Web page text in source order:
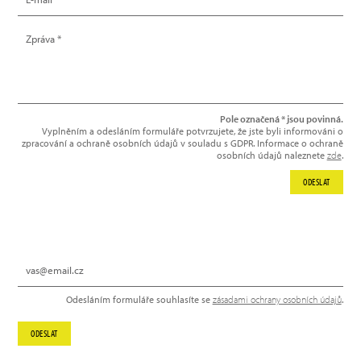
Odesláním formuláře souhlasíte se zásadami ochrany osobních údajů.
ODESLAT
Pole označená * jsou povinná.
Vyplněním a odesláním formuláře potvrzujete, že jste byli informováni o
zpracování a ochraně osobních údajů v souladu s GDPR. Informace o ochraně
osobních údajů naleznete zde.
ODESLAT